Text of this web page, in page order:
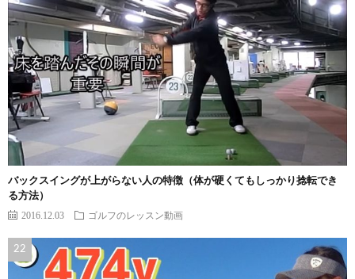
バックスイングが上がらない人の特徴（体が硬くてもしっかり捻転でき
る方法）
2016.12.03 ゴルフのレッスン動画